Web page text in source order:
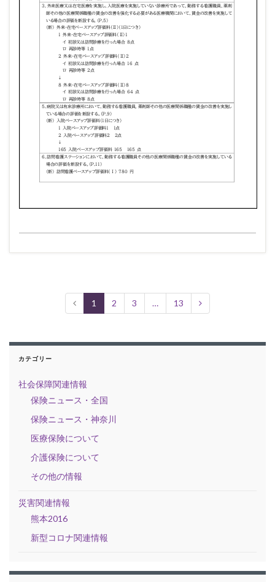
1 2 3 … 13
カテゴリー
社会保障関連情報
保険ニュース・全国
保険ニュース・神奈川
医療保険について
介護保険について
その他の情報
災害関連情報
熊本2016
新型コロナ関連情報